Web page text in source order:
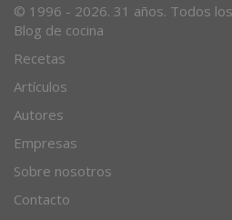
© 1996 - 2026. 31 años. Todos
Blog de cocina
Recetas
Artículos
Autores
Empresas
Sobre nosotros
Contacto